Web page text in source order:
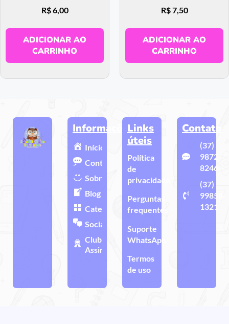
R$6,00
ADICIONAR AO
CARRINHO
R$7,50
ADICIONAR AO
CARRINHO
Informações
Início
Contato
Sobre
Blog
Categorias
Sociais
Clube de
Assinatura
Links
úteis
Política
de
privacidade
Perguntas
frequentes
Suporte
WhatsApp
Termos
de uso
Contato
(37)
9872-
8246
(37)
99858-
1321